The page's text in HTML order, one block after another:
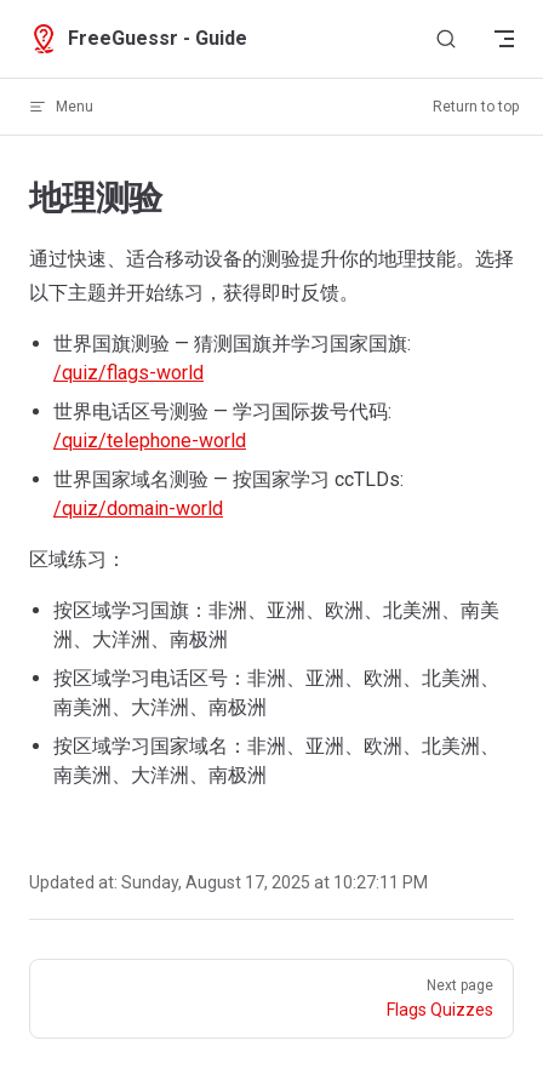
Skip to content
FreeGuessr - Guide
Menu Return to top
地理测验
通过快速、适合移动设备的测验提升你的地理技能。选择
以下主题并开始练习，获得即时反馈。
世界国旗测验 — 猜测国旗并学习国家国旗:
/quiz/flags-world
世界电话区号测验 — 学习国际拨号代码:
/quiz/telephone-world
世界国家域名测验 — 按国家学习 ccTLDs:
/quiz/domain-world
区域练习：
按区域学习国旗：非洲、亚洲、欧洲、北美洲、南美
洲、大洋洲、南极洲
按区域学习电话区号：非洲、亚洲、欧洲、北美洲、
南美洲、大洋洲、南极洲
按区域学习国家域名：非洲、亚洲、欧洲、北美洲、
南美洲、大洋洲、南极洲
Updated at: Sunday, August 17, 2025 at 10:27:11 PM
Pager
Next page
Flags Quizzes